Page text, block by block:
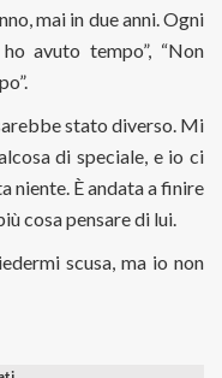
mai in due anni. Ogni
avuto tempo”, “Non
stato diverso. Mi
di speciale, e io ci
niente. È andata a finire
cosa pensare di lui.
scusa, ma io non